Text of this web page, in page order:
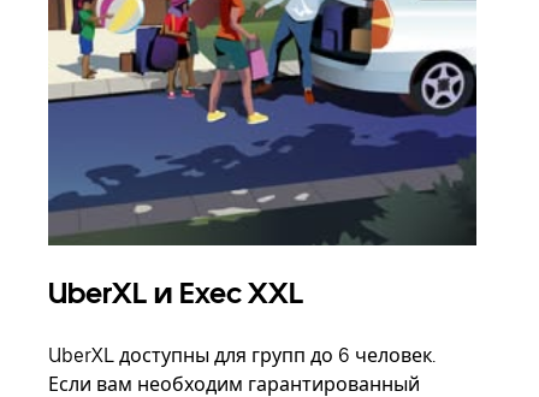
UberXL и Exec XXL
UberXL доступны для групп до 6 человек.
Если вам необходим гарантированный